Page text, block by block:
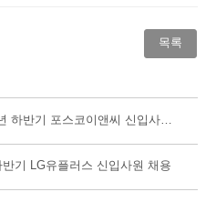
목록
[포스코이앤씨] 2023년 하반기 포스코이앤씨 신입사원 채용
기 LG유플러스 신입사원 채용